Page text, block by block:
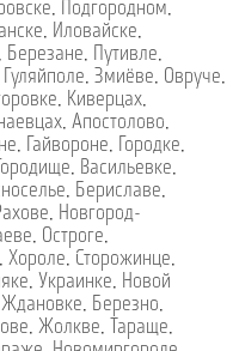
, Подгородном,
, Иловайске,
, Березане, Путивле,
Гуляйполе, Змиёве, Овруче,
, Киверцах,
, Апостолово,
, Гайвороне, Городке,
Городище, Васильевке,
, Бериславе,
, Новгород-
, Остроге,
, Хороле, Сторожинце,
, Украинке, Новой
Ждановке, Березно,
, Жолкве, Тараще,